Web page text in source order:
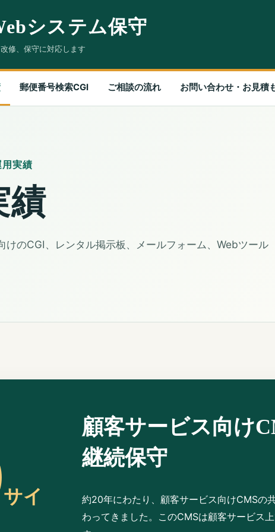
システム保守
修、保守に対応します
郵便番号検索CGI ご相談の流れ お問い合わせ・お見積
実績
績
のCGI、レンタル掲示板、メールフォーム、Webツール
サイ
顧客サービス向け
継続保守
約20年にわたり、顧客サービス向けCMSの
わってきました。このCMSは顧客サービス